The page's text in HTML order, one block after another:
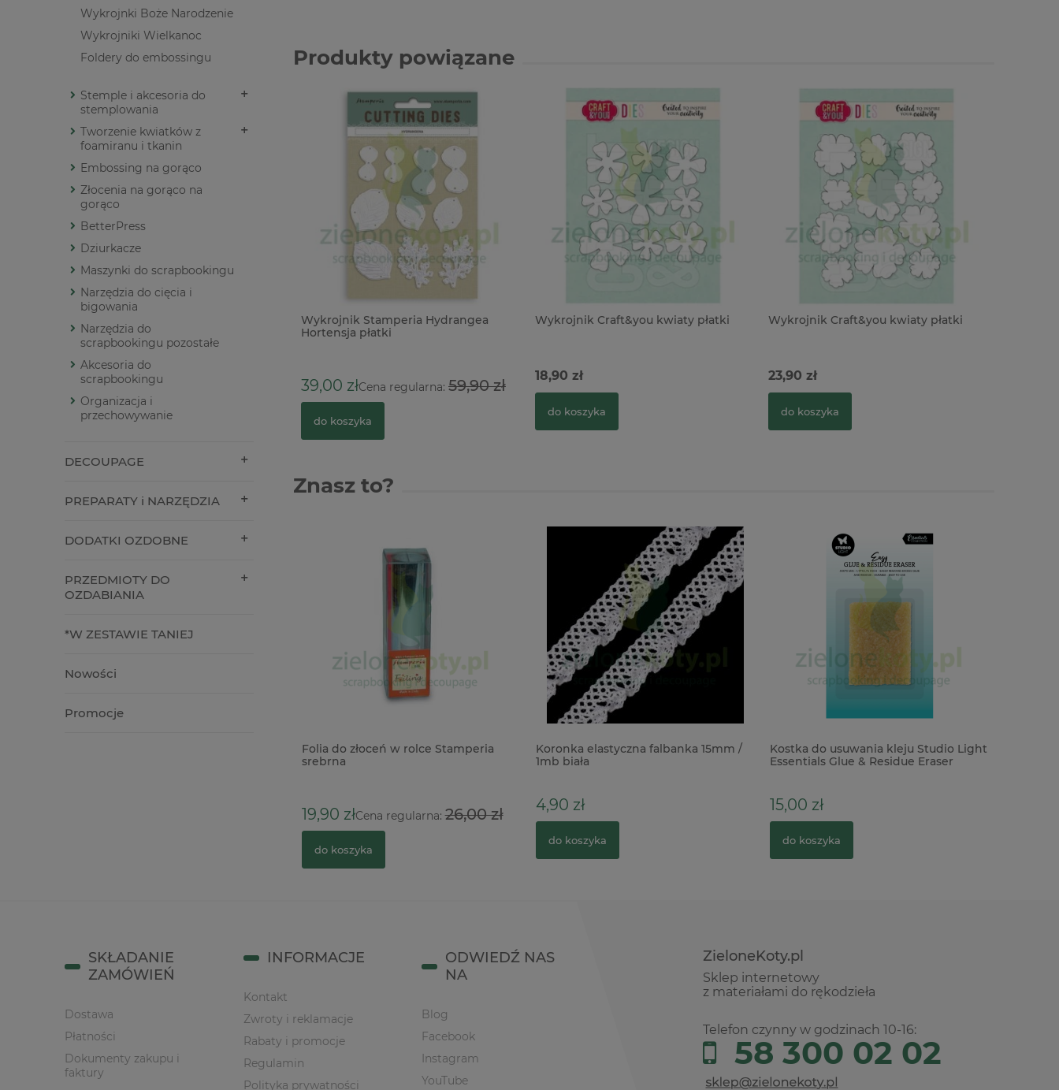
Wykrojnki Boże Narodzenie
Wykrojniki Wielkanoc
Foldery do embossingu
Stemple i akcesoria do
stemplowania
Tworzenie kwiatków z
foamiranu i tkanin
Embossing na gorąco
Złocenia na gorąco na
gorąco
BetterPress
Dziurkacze
Maszynki do scrapbookingu
Narzędzia do cięcia i
bigowania
Narzędzia do
scrapbookingu pozostałe
Akcesoria do
scrapbookingu
Organizacja i
przechowywanie
DECOUPAGE
PREPARATY i NARZĘDZIA
DODATKI OZDOBNE
PRZEDMIOTY DO
OZDABIANIA
*W ZESTAWIE TANIEJ
Nowości
Promocje
Produkty powiązane
Wykrojnik Stamperia Hydrangea
Hortensja płatki
39,00 złCena regularna: 59,90 zł
do koszyka
Wykrojnik Craft&you kwiaty płatki
18,90 zł
do koszyka
Wykrojnik Craft&you kwiaty płatki
23,90 zł
do koszyka
Znasz to?
Folia do złoceń w rolce Stamperia
srebrna
19,90 złCena regularna:26,00 zł
do koszyka
Koronka elastyczna falbanka 15mm /
1mb biała
4,90 zł
do koszyka
Kostka do usuwania kleju Studio Light
Essentials Glue & Residue Eraser
15,00 zł
do koszyka
ZieloneKoty.pl
Sklep internetowy
z materiałami do rękodzieła
Telefon czynny w godzinach 10-16:
58 300 02 02
SKŁADANIE
ZAMÓWIEŃ
Dostawa
Płatności
Dokumenty zakupu i
faktury
INFORMACJE
Kontakt
Zwroty i reklamacje
Rabaty i promocje
Regulamin
Polityka prywatności
ODWIEDŹ NAS
NA
Blog
Facebook
Instagram
YouTube